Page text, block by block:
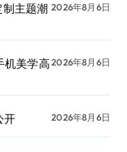
主题潮 2026年8月6日
机美学高2026年8月6日
开 2026年8月6日